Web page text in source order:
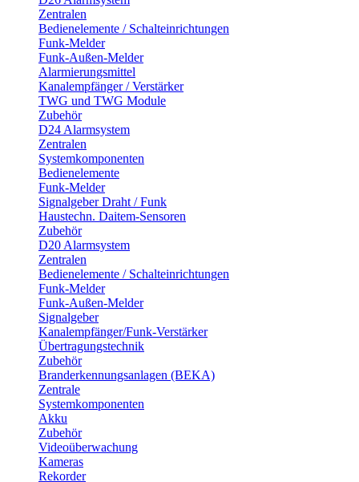
Zentralen
Bedienelemente / Schalteinrichtungen
Funk-Melder
Funk-Außen-Melder
Alarmierungsmittel
Kanalempfänger / Verstärker
TWG und TWG Module
Zubehör
D24 Alarmsystem
Zentralen
Systemkomponenten
Bedienelemente
Funk-Melder
Signalgeber Draht / Funk
Haustechn. Daitem-Sensoren
Zubehör
D20 Alarmsystem
Zentralen
Bedienelemente / Schalteinrichtungen
Funk-Melder
Funk-Außen-Melder
Signalgeber
Kanalempfänger/Funk-Verstärker
Übertragungstechnik
Zubehör
Branderkennungsanlagen (BEKA)
Zentrale
Systemkomponenten
Akku
Zubehör
Videoüberwachung
Kameras
Rekorder